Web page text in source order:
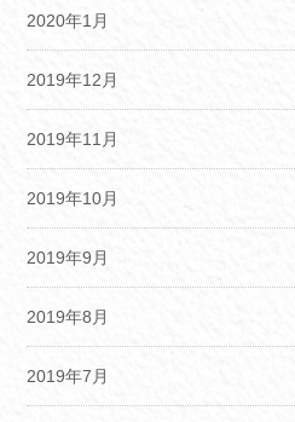
2020年1月
2019年12月
2019年11月
2019年10月
2019年9月
2019年8月
2019年7月